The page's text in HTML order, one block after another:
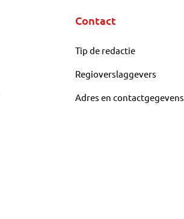
Contact
Tip de redactie
Regioverslaggevers
Adres en contactgegevens